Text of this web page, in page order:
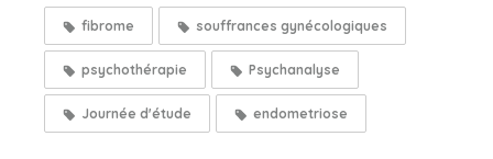
fibrome souffrances gynécologiques
psychothérapie Psychanalyse
Journée d'étude endometriose